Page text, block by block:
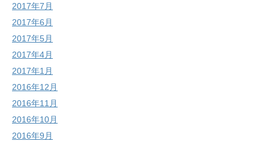
2017年7月
2017年6月
2017年5月
2017年4月
2017年1月
2016年12月
2016年11月
2016年10月
2016年9月